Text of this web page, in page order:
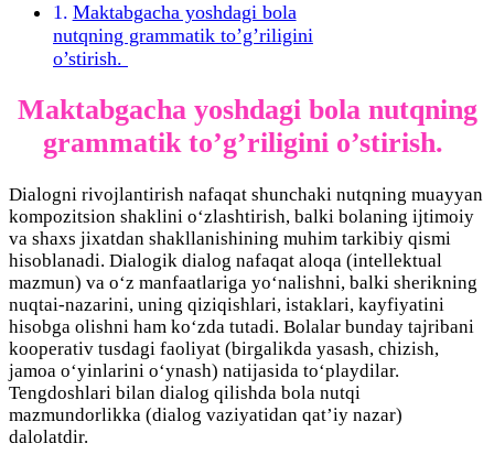
Maktabgacha yoshdagi bola
nutqning grammatik to’g’riligini
o’stirish.
Maktabgacha yoshdagi bola nutqning
grammatik to’g’riligini o’stirish.
Dialogni rivojlantirish nafaqat shunchaki nutqning muayyan
kompozitsion shaklini o‘zlashtirish, balki bolaning ijtimoiy
va shaxs jixatdan shakllanishining muhim tarkibiy qismi
hisoblanadi. Dialogik dialog nafaqat aloqa (intellektual
mazmun) va o‘z manfaatlariga yo‘nalishni, balki sherikning
nuqtai-nazarini, uning qiziqishlari, istaklari, kayfiyatini
hisobga olishni ham ko‘zda tutadi. Bolalar bunday tajribani
kooperativ tusdagi faoliyat (birgalikda yasash, chizish,
jamoa o‘yinlarini o‘ynash) natijasida to‘playdilar.
Tengdoshlari bilan dialog qilishda bola nutqi
mazmundorlikka (dialog vaziyatidan qat’iy nazar)
dalolatdir.